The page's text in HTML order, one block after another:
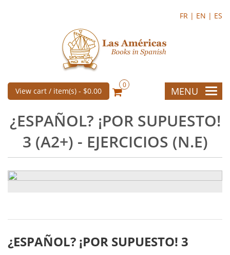
FR | EN | ES
View cart / item(s) - $0.00
0
MENU
¿ESPAÑOL? ¡POR SUPUESTO!
3 (A2+) - EJERCICIOS (N.E)
¿ESPAÑOL? ¡POR SUPUESTO! 3